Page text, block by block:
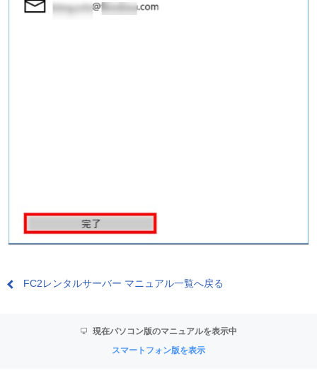
FC2レンタルサーバー マニュアル一覧へ戻る
現在パソコン版のマニュアルを表示中
スマートフォン版を表示